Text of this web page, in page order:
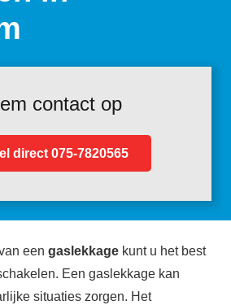
contact op
direct 075-7820565
een gaslekkage kunt u het best
Een gaslekkage kan
situaties zorgen. Het